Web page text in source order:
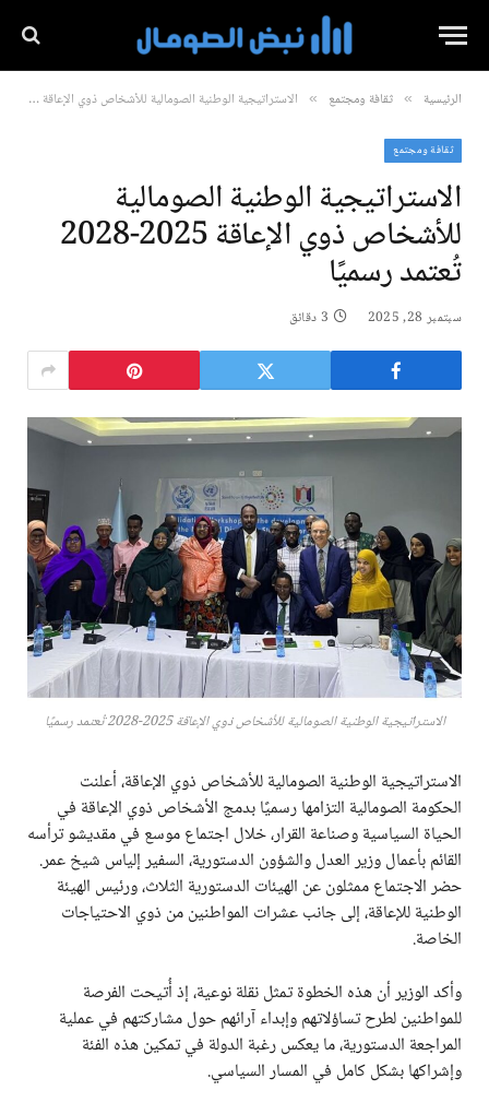
الرئيسية » ثقافة ومجتمع » الاستراتيجية الوطنية الصومالية للأشخاص ذوي الإعاقة 2025-2028 تُعتمد رسميًا
ثقافة ومجتمع
الاستراتيجية الوطنية الصومالية
للأشخاص ذوي الإعاقة 2025-2028
تُعتمد رسميًا
سبتمبر 28, 2025 3 دقائق
الاستراتيجية الوطنية الصومالية للأشخاص ذوي الإعاقة 2025-2028 تُعتمد رسميًا
الاستراتيجية الوطنية الصومالية للأشخاص ذوي الإعاقة، أعلنت
الحكومة الصومالية التزامها رسميًا بدمج الأشخاص ذوي الإعاقة في
الحياة السياسية وصناعة القرار، خلال اجتماع موسع في مقديشو ترأسه
القائم بأعمال وزير العدل والشؤون الدستورية، السفير إلياس شيخ عمر.
حضر الاجتماع ممثلون عن الهيئات الدستورية الثلاث، ورئيس الهيئة
الوطنية للإعاقة، إلى جانب عشرات المواطنين من ذوي الاحتياجات
الخاصة.
وأكد الوزير أن هذه الخطوة تمثل نقلة نوعية، إذ أُتيحت الفرصة
للمواطنين لطرح تساؤلاتهم وإبداء آرائهم حول مشاركتهم في عملية
المراجعة الدستورية، ما يعكس رغبة الدولة في تمكين هذه الفئة
وإشراكها بشكل كامل في المسار السياسي.